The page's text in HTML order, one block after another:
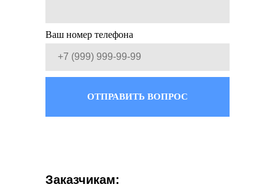
Ваш номер телефона
ОТПРАВИТЬ ВОПРОС
Заказчикам: